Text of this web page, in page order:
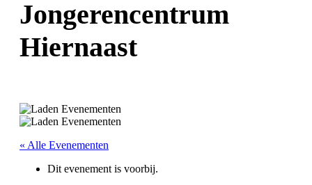
Jongerencentrum
Hiernaast
« Alle Evenementen
Dit evenement is voorbij.